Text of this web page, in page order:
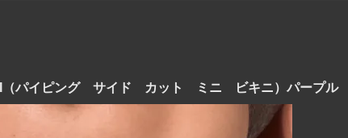
（パイピング サイド カット ミニ ビキニ）パープル